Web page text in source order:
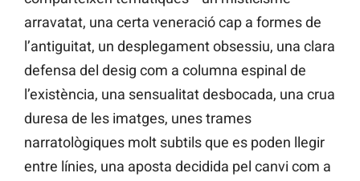
arravatat, una certa veneració cap a formes de
l’antiguitat, un desplegament obsessiu, una clara
defensa del desig com a columna espinal de
l’existència, una sensualitat desbocada, una crua
duresa de les imatges, unes trames
narratològiques molt subtils que es poden llegir
entre línies, una aposta decidida pel canvi com a